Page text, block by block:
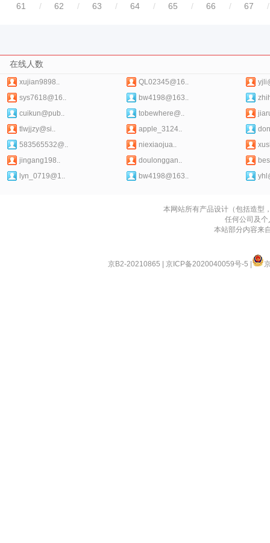
61 / 62 / 63 / 64 / 65 / 66 / 67 /
在线人数
xujian9898.. QL02345@16..
sys7618@16..
bw4198@163..
cuikun@pub..
tobewhere@..
tlwjjzy@si..
apple_3124..
583565532@..
niexiaojua..
jingang198..
doulonggan..
lyn_0719@1..
bw4198@163..
本网站所有产品设计（包括造型
任何公司及
本站部分内容来
京B2-20210865 京ICP备2020040059号-5